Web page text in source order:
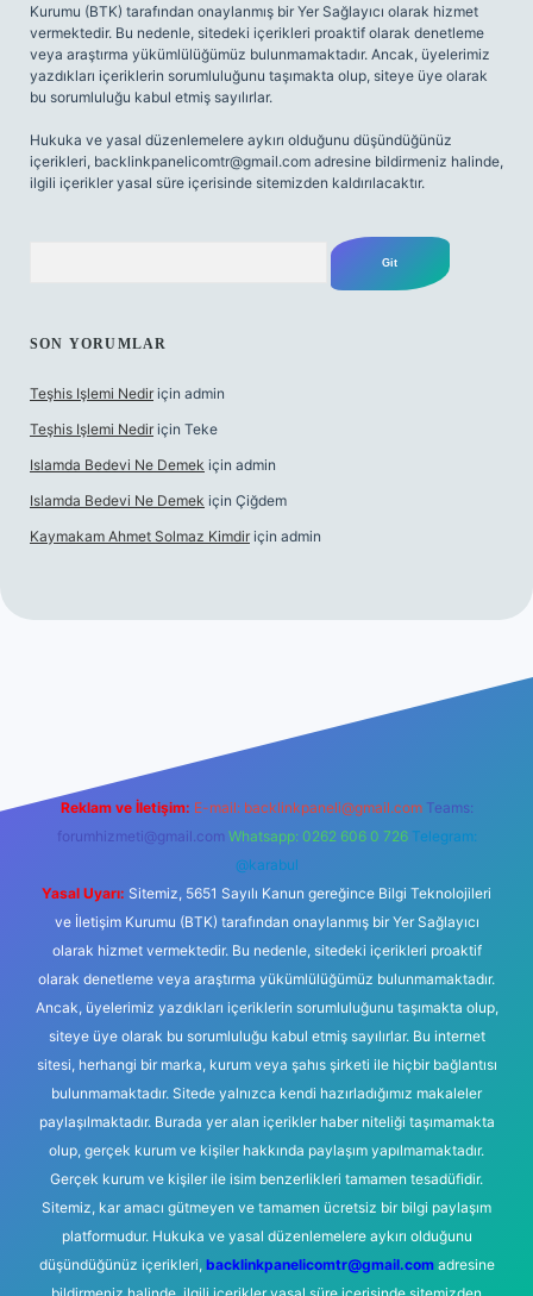
Kurumu (BTK) tarafından onaylanmış bir Yer Sağlayıcı olarak hizmet
vermektedir. Bu nedenle, sitedeki içerikleri proaktif olarak denetleme
veya araştırma yükümlülüğümüz bulunmamaktadır. Ancak, üyelerimiz
yazdıkları içeriklerin sorumluluğunu taşımakta olup, siteye üye olarak
bu sorumluluğu kabul etmiş sayılırlar.
Hukuka ve yasal düzenlemelere aykırı olduğunu düşündüğünüz
içerikleri, backlinkpanelicomtr@gmail.com adresine bildirmeniz halinde,
ilgili içerikler yasal süre içerisinde sitemizden kaldırılacaktır.
SON YORUMLAR
Teşhis Işlemi Nedir için admin
Teşhis Işlemi Nedir için Teke
Islamda Bedevi Ne Demek için admin
Islamda Bedevi Ne Demek için Çiğdem
Kaymakam Ahmet Solmaz Kimdir için admin
Reklam ve İletişim: E-mail: backlinkpaneli@gmail.com Teams:
forumhizmeti@gmail.com Whatsapp: 0262 606 0 726 Telegram:
@karabul
Yasal Uyarı: Sitemiz, 5651 Sayılı Kanun gereğince Bilgi Teknolojileri
ve İletişim Kurumu (BTK) tarafından onaylanmış bir Yer Sağlayıcı
olarak hizmet vermektedir. Bu nedenle, sitedeki içerikleri proaktif
olarak denetleme veya araştırma yükümlülüğümüz bulunmamaktadır.
Ancak, üyelerimiz yazdıkları içeriklerin sorumluluğunu taşımakta olup,
siteye üye olarak bu sorumluluğu kabul etmiş sayılırlar. Bu internet
sitesi, herhangi bir marka, kurum veya şahıs şirketi ile hiçbir bağlantısı
bulunmamaktadır. Sitede yalnızca kendi hazırladığımız makaleler
paylaşılmaktadır. Burada yer alan içerikler haber niteliği taşımamakta
olup, gerçek kurum ve kişiler hakkında paylaşım yapılmamaktadır.
Gerçek kurum ve kişiler ile isim benzerlikleri tamamen tesadüfidir.
Sitemiz, kar amacı gütmeyen ve tamamen ücretsiz bir bilgi paylaşım
platformudur. Hukuka ve yasal düzenlemelere aykırı olduğunu
düşündüğünüz içerikleri, backlinkpanelicomtr@gmail.comadresine